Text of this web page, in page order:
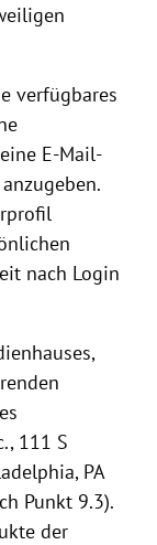
verfügbares
E-Mail-
nach Login
111 S
PA
Punkt 9.3).
der